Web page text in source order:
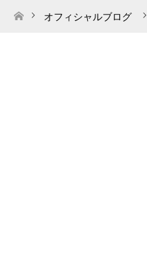
ホーム
オフィシャルブログ